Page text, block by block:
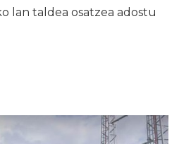
lan taldea osatzea adostu